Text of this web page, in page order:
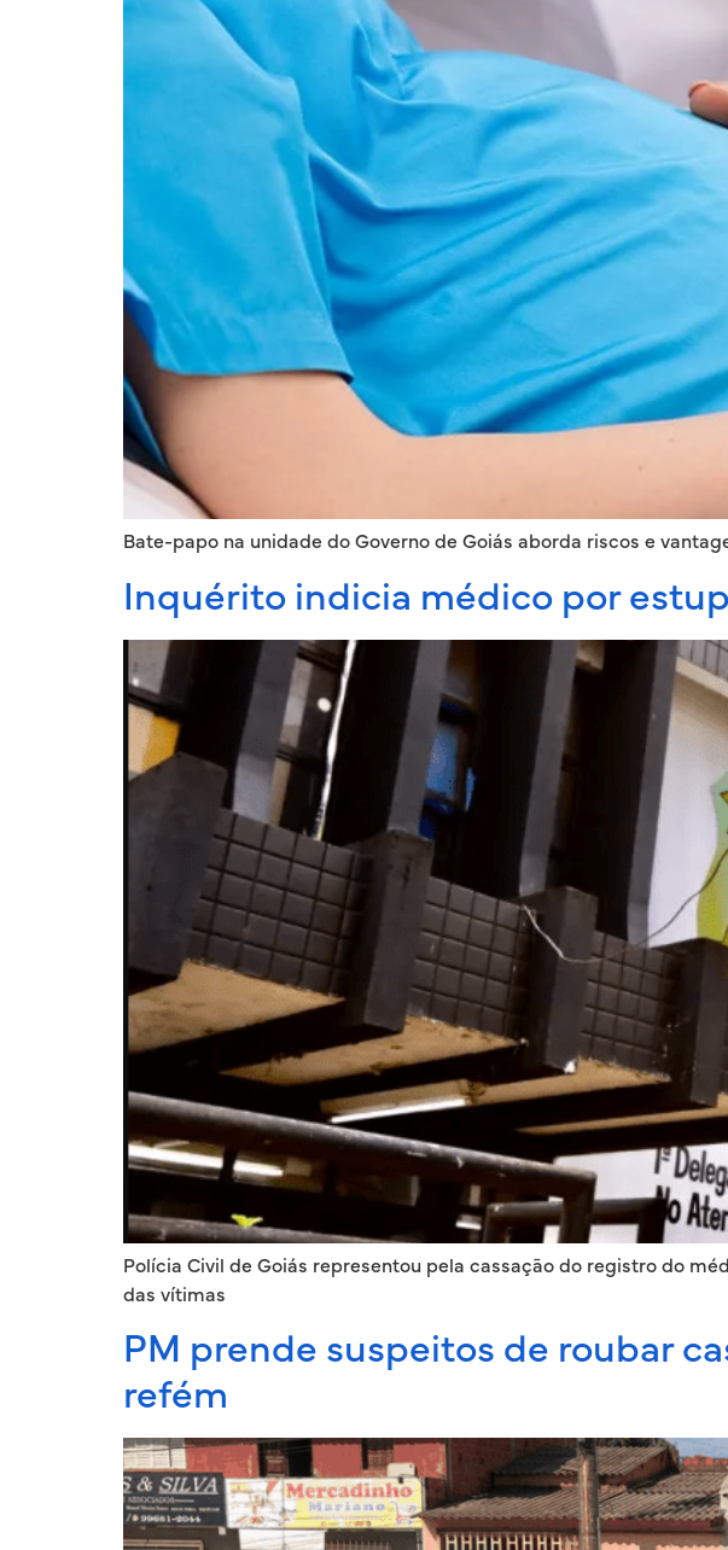
Bate-papo na unidade do Governo de Goiás aborda riscos e
Inquérito indicia médico por
Polícia Civil de Goiás representou pela cassação do registro do
das vítimas
PM prende suspeitos de roubar
refém